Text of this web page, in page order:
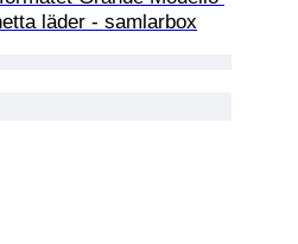
läder - samlarbox